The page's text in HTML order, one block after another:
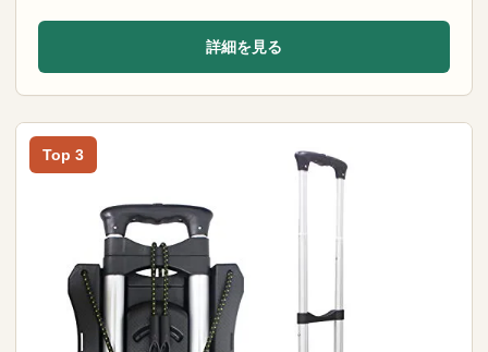
詳細を見る
Top 3